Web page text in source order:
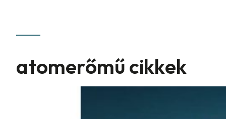
atomerőmű cikkek